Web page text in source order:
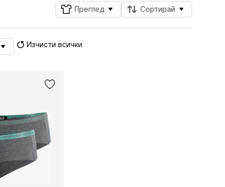
Преглед Сортирай
Изчисти всички